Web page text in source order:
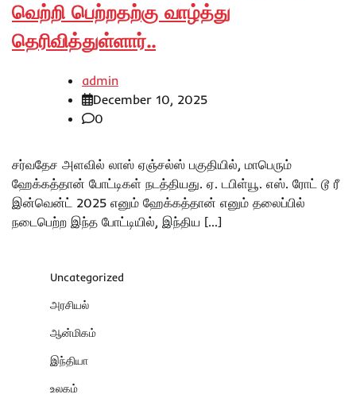
வெற்றி பெற்றதற்கு வாழ்த்து
தெரிவித்துள்ளார்..
admin
December 10, 2025
0
சர்வதேச அளவில் லாஸ் ஏஞ்சல்ஸ் பகுதியில், மாபெரும்
ஹேக்கத்தான் போட்டிகள் நடத்தியது. ஏ. டபிள்யூ. எஸ். ரோட் டூ ரீ
இன்வென்ட் 2025 எனும் ஹேக்கத்தான் எனும் தலைப்பில்
நடைபெற்ற இந்த போட்டியில், இந்திய […]
Uncategorized
அரசியல்
ஆன்மிகம்
இந்தியா
உலகம்